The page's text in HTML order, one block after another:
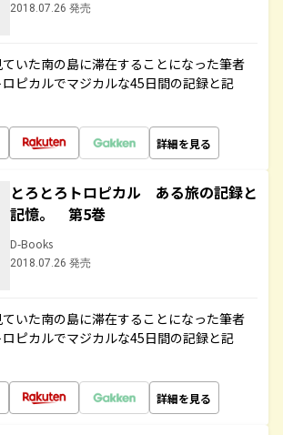
2018.07.26 発売
いた南の島に滞在することになった筆者
ピカルでマジカルな45日間の記録と記
詳細を見る
とろとろトロピカル ある旅の記録と
記憶。 第5巻
D-Books
2018.07.26 発売
いた南の島に滞在することになった筆者
ピカルでマジカルな45日間の記録と記
詳細を見る